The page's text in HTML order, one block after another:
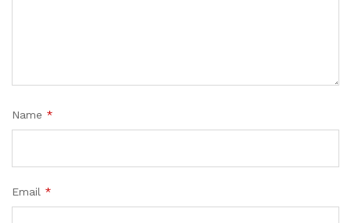
Name *
Email *